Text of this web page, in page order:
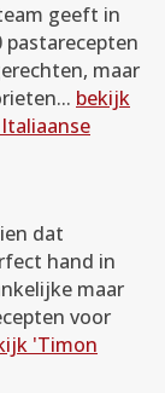
geeft in
pastarecepten
maar
bekijk
dat
hand in
maar
voor
'Timon